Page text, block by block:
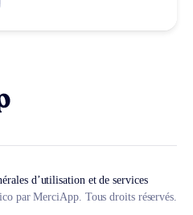
d’utilisation et de services
par MerciApp. Tous droits réservés.